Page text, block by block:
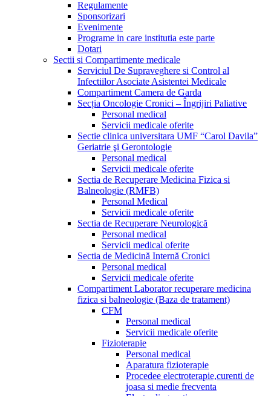
Regulamente
Sponsorizari
Evenimente
Programe in care institutia este parte
Dotari
Sectii si Compartimente medicale
Serviciul De Supraveghere si Control al
Infectiilor Asociate Asistentei Medicale
Compartiment Camera de Garda
Secția Oncologie Cronici – Îngrijiri Paliative
Personal medical
Servicii medicale oferite
Sectie clinica universitara UMF “Carol Davila”
Geriatrie şi Gerontologie
Personal medical
Servicii medicale oferite
Sectia de Recuperare Medicina Fizica si
Balneologie (RMFB)
Personal Medical
Servicii medicale oferite
Sectia de Recuperare Neurologică
Personal medical
Servicii medical oferite
Sectia de Medicină Internă Cronici
Personal medical
Servicii medicale oferite
Compartiment Laborator recuperare medicina
fizica si balneologie (Baza de tratament)
CFM
Personal medical
Servicii medicale oferite
Fizioterapie
Personal medical
Aparatura fizioterapie
Procedee electroterapie,curenti de
joasa si medie frecventa